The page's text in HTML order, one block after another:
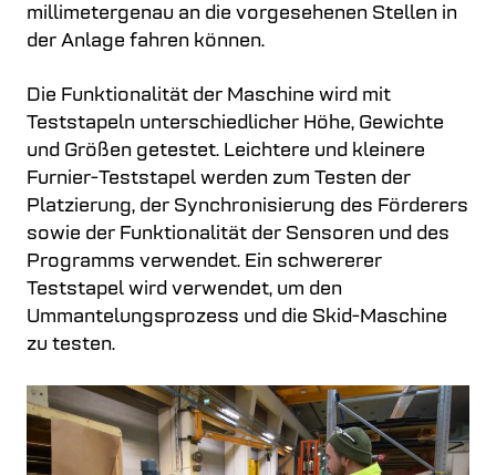
millimetergenau an die vorgesehenen Stellen in
der Anlage fahren können.
Die Funktionalität der Maschine wird mit
Teststapeln unterschiedlicher Höhe, Gewichte
und Größen getestet. Leichtere und kleinere
Furnier-Teststapel werden zum Testen der
Platzierung, der Synchronisierung des Förderers
sowie der Funktionalität der Sensoren und des
Programms verwendet. Ein schwererer
Teststapel wird verwendet, um den
Ummantelungsprozess und die Skid-Maschine
zu testen.